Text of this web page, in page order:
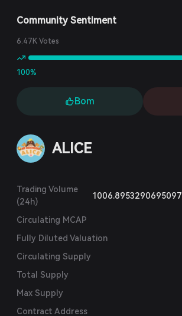
Community Sentiment
6.47K Votes
100%
Bom
ALICE
Trading Volume
(24h)
1006.8953290695097
Circulating MCAP
Fully Diluted Valuation
Circulating Supply
Total Supply
Max Supply
Contract Address